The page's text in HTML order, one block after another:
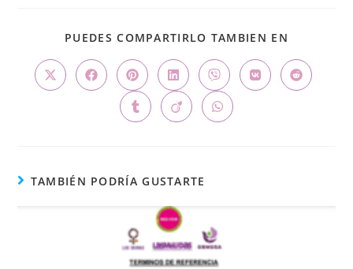
PUEDES COMPARTIRLO TAMBIEN EN
TAMBIÉN PODRÍA GUSTARTE